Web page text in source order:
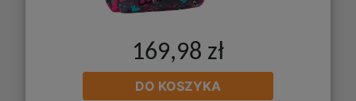
169,98 zł
DO KOSZYKA